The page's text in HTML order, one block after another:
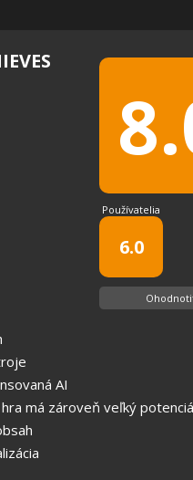
Používatelia
6.0
AI
má zároveň veľký